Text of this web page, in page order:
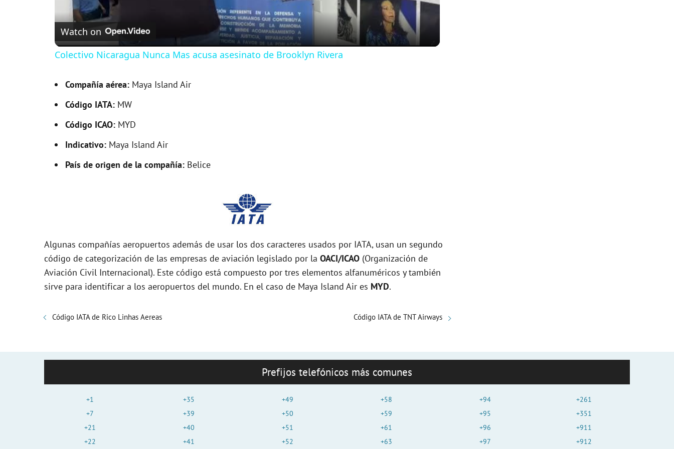
a
y
o
Watch on
Colectivo Nicaragua Nunca Mas acusa asesinato de Brooklyn Rivera
Compañía aérea: Maya Island Air
Código IATA: MW
Código ICAO: MYD
Indicativo: Maya Island Air
País de origen de la compañía: Belice
Algunas compañías aeropuertos además de usar los dos caracteres usados por IATA, usan un segundo
código de categorización de las empresas de aviación legislado por la OACI/ICAO (Organización de
Aviación Civil Internacional). Este código está compuesto por tres elementos alfanuméricos y también
sirve para identificar a los aeropuertos del mundo. En el caso de Maya Island Air es MYD.
Código IATA de Rico Linhas Aereas Código IATA de TNT Airways
Prefijos telefónicos más comunes
+1
+7
+21
+22
+35
+39
+40
+41
+49
+50
+51
+52
+58
+59
+61
+63
+94
+95
+96
+97
+261
+351
+911
+912